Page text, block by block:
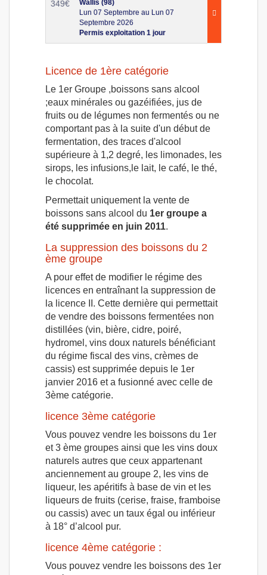
349€
Wallis (98)
Lun 07 Septembre au Lun 07
Septembre 2026
Permis exploitation 1 jour
Licence de 1ère catégorie
Le 1er Groupe ,boissons sans alcool
;eaux minérales ou gazéifiées, jus de
fruits ou de légumes non fermentés ou ne
comportant pas à la suite d'un début de
fermentation, des traces d'alcool
supérieure à 1,2 degré, les limonades, les
sirops, les infusions,le lait, le café, le thé,
le chocolat.
Permettait uniquement la vente de
boissons sans alcool du 1er groupe a
été supprimée en juin 2011.
La suppression des boissons du 2
ème groupe
A pour effet de modifier le régime des
licences en entraînant la suppression de
la licence II. Cette dernière qui permettait
de vendre des boissons fermentées non
distillées (vin, bière, cidre, poiré,
hydromel, vins doux naturels bénéficiant
du régime fiscal des vins, crèmes de
cassis) est supprimée depuis le 1er
janvier 2016 et a fusionné avec celle de
3ème catégorie.
licence 3ème catégorie
Vous pouvez vendre les boissons du 1er
et 3 ème groupes ainsi que les vins doux
naturels autres que ceux appartenant
anciennement au groupe 2, les vins de
liqueur, les apéritifs à base de vin et les
liqueurs de fruits (cerise, fraise, framboise
ou cassis) avec un taux égal ou inférieur
à 18° d’alcool pur.
licence 4ème catégorie :
Vous pouvez vendre les boissons des 1er